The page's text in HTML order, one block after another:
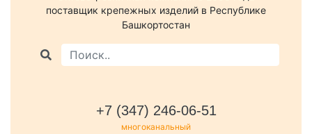
поставщик крепежных изделий в Республике
Башкортостан
+7 (347) 246-06-51
многоканальный